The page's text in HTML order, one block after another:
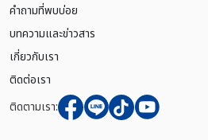
คำถามที่พบบ่อย
บทความและข่าวสาร
เกี่ยวกับเรา
ติดต่อเรา
ติดตามเรา: